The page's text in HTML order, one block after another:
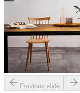
Previous slide